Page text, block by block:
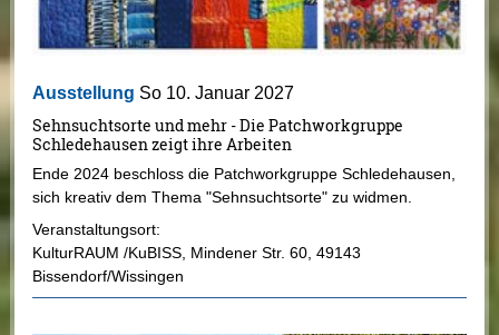
Ausstellung So 10. Januar 2027
Veranstaltungsort:
KulturRAUM /KuBISS, Mindener Str. 60, 49143
Bissendorf/Wissingen
Sehnsuchtsorte und mehr - Die Patchworkgruppe
Schledehausen zeigt ihre Arbeiten
Ende 2024 beschloss die Patchworkgruppe Schledehausen,
sich kreativ dem Thema "Sehnsuchtsorte" zu widmen.